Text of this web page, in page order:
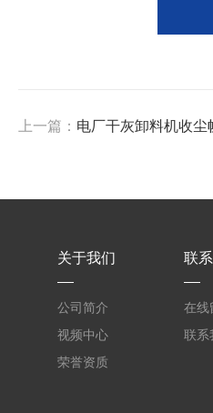
上一篇： 电厂干灰卸料机收
关于我们
公司简介
视频中心
荣誉资质
联
在线
联系